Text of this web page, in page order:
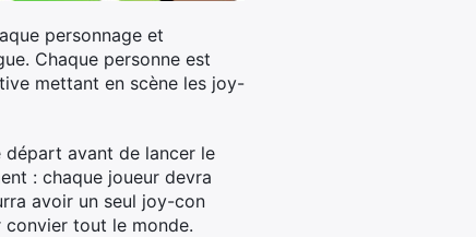
personnage et
Chaque personne est
mettant en scène les joy-
avant de lancer le
: chaque joueur devra
avoir un seul joy-con
tout le monde.